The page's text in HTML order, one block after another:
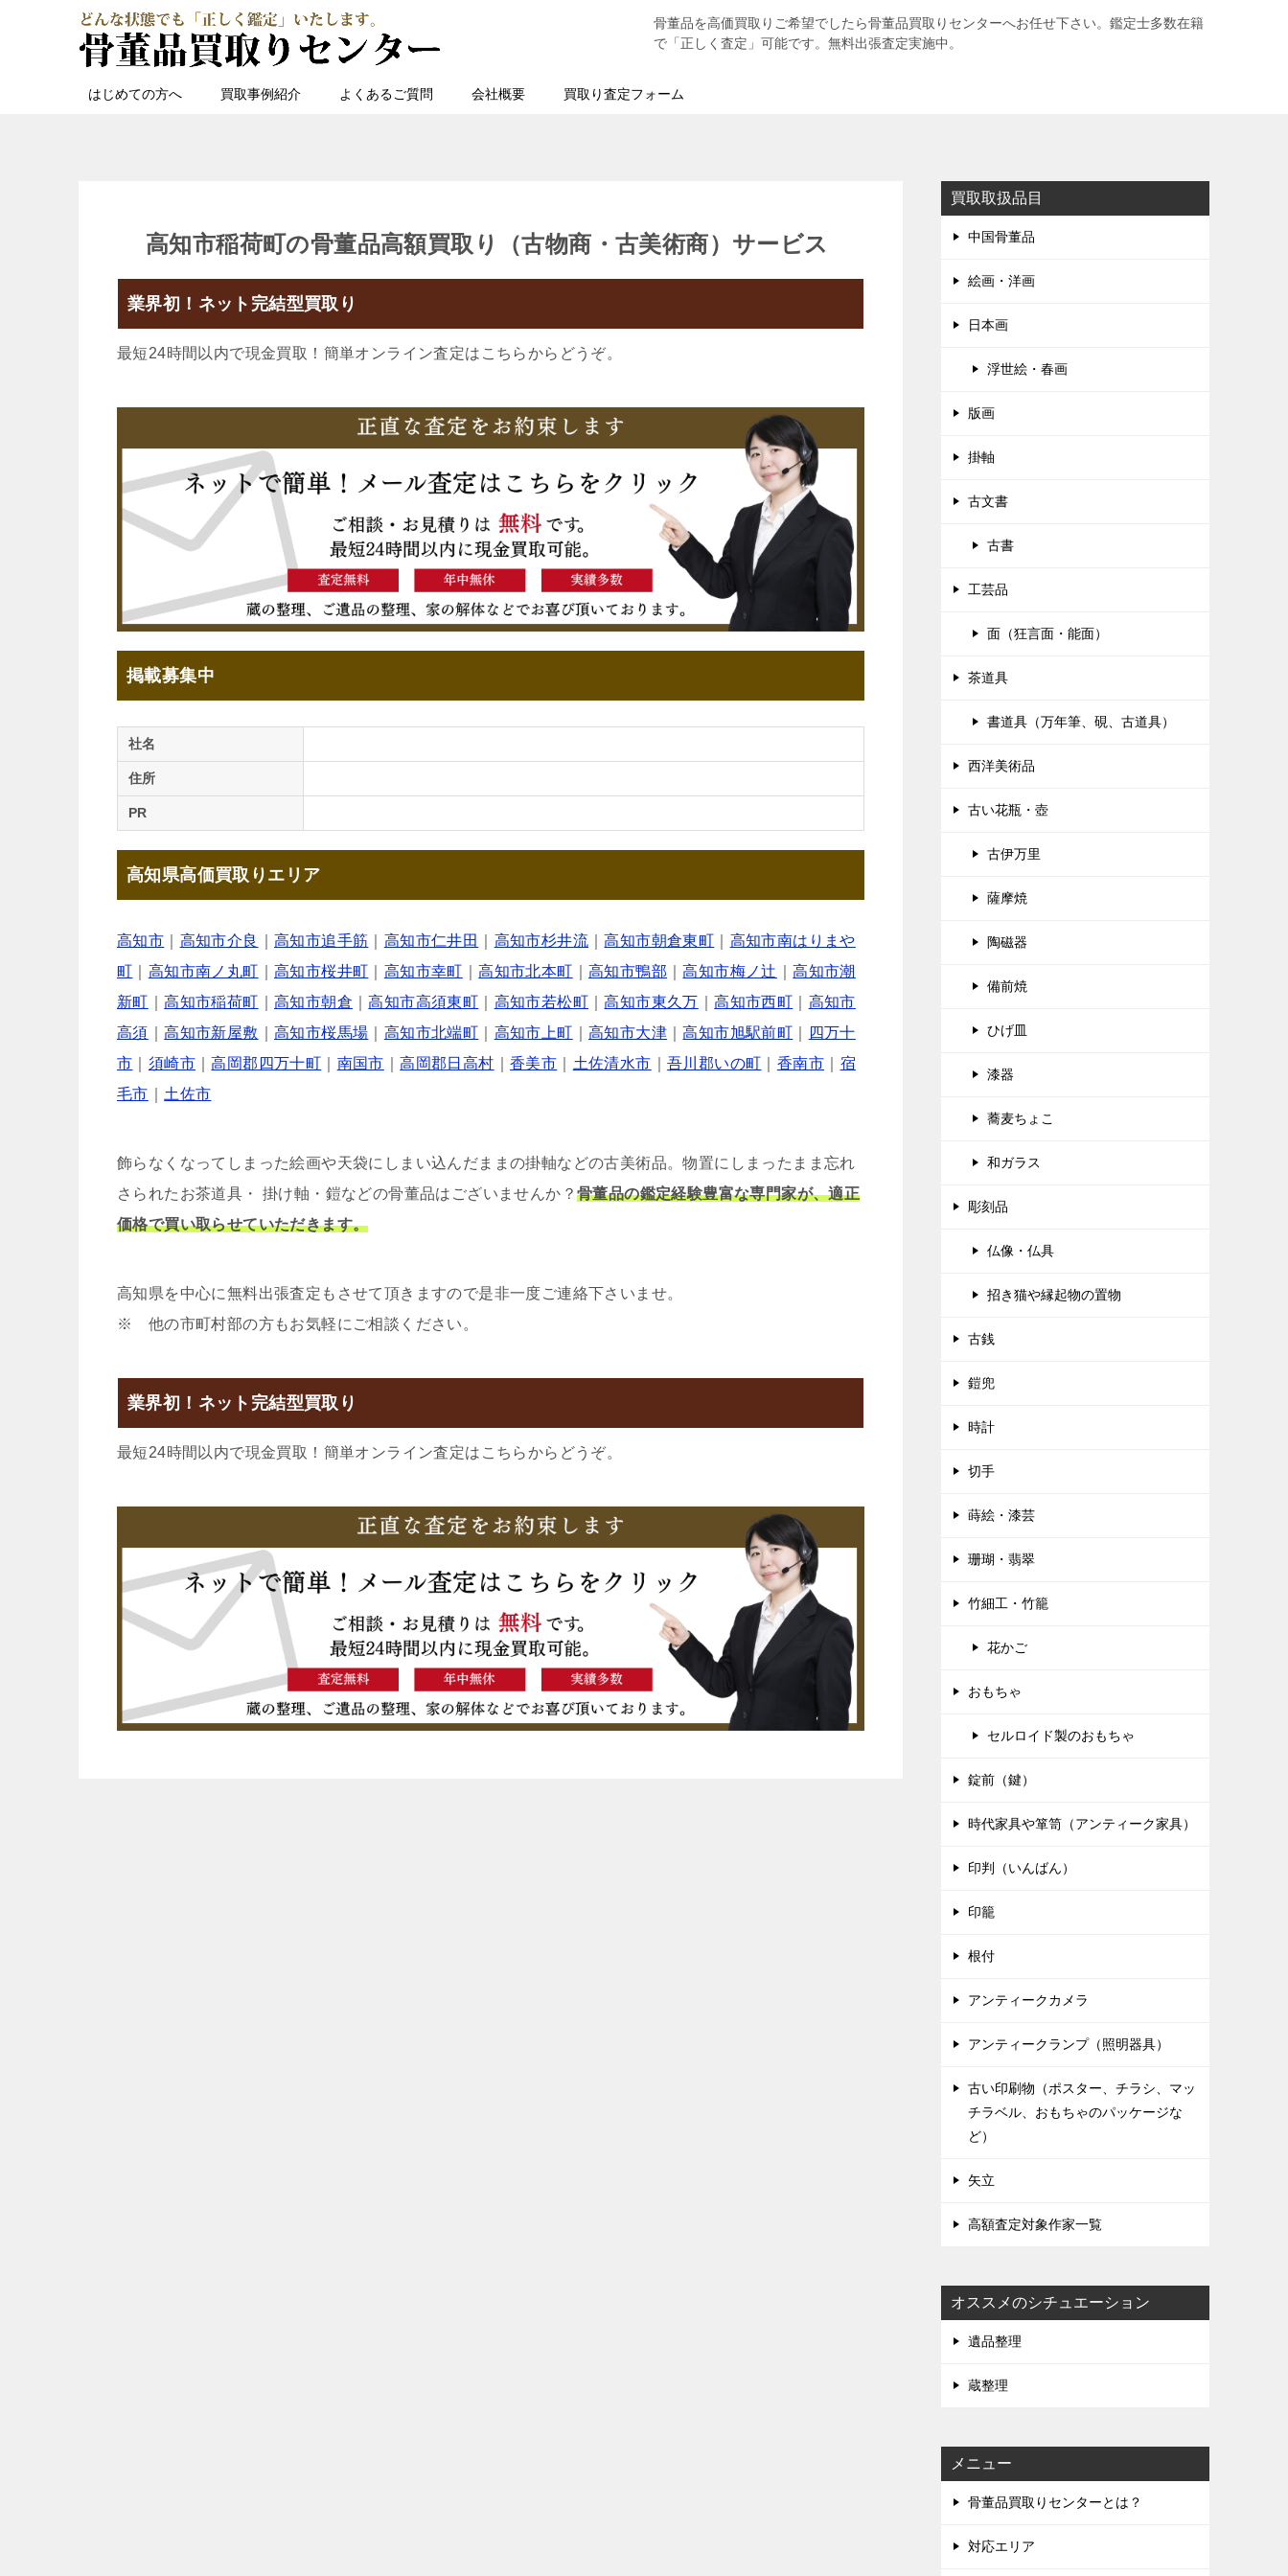
骨董品を高価買取りご希望でしたら骨董品買取りセンターへお任せ下さい。鑑定士多数在籍
で「正しく査定」可能です。無料出張査定実施中。
はじめての方へ 買取事例紹介 よくあるご質問 会社概要 買取り査定フォーム
高知市稲荷町の骨董品高額買取り（古物商・古美術商）サービス
業界初！ネット完結型買取り
最短24時間以内で現金買取！簡単オンライン査定はこちらからどうぞ。
掲載募集中
社名
住所
PR
高知県高価買取りエリア
高知市 高知市介良 ｜高知市追手筋 高知市仁井田 高知市杉井流 ｜高知市朝倉東町
高知市南はりまや
町
高知市南ノ丸町 ｜高知市桜井町 高知市幸町 ｜高知市北本町 ｜高知市鴨部 ｜高知市梅ノ辻 ｜高知市潮
新町 ｜高知市稲荷町 ｜高知市朝倉 ｜高知市高須東町 高知市若松町 ｜高知市東久万 ｜高知市西町
高知市
高須 ｜高知市新屋敷 ｜高知市桜馬場 高知市北端町 高知市上町 ｜高知市大津 ｜高知市旭駅前町
四万十
市
須崎市 ｜高岡郡四万十町 南国市 ｜高岡郡日高村 ｜香美市 土佐清水市 ｜吾川郡いの町 香南市
宿
毛市
土佐市
飾らなくなってしまった絵画や天袋にしまい込んだままの掛軸などの古美術品。物置にしまったまま忘れ
さられたお茶道具・ 掛け軸・鎧などの骨董品はございませんか？ 骨董品の鑑定経験豊富な専門家が、適正
価格で買い取らせていただきます。
高知県を中心に無料出張査定もさせて頂きますので是非一度ご連絡下さいませ。
※ 他の市町村部の方もお気軽にご相談ください。
業界初！ネット完結型買取り
最短24時間以内で現金買取！簡単オンライン査定はこちらからどうぞ。
買取取扱品目
中国骨董品
絵画・洋画
日本画
浮世絵・春画
版画
掛軸
古文書
古書
工芸品
面（狂言面・能面）
茶道具
書道具（万年筆、硯、古道具）
西洋美術品
古い花瓶・壺
古伊万里
薩摩焼
陶磁器
備前焼
ひげ皿
漆器
蕎麦ちょこ
和ガラス
彫刻品
仏像・仏具
招き猫や縁起物の置物
古銭
鎧兜
時計
切手
蒔絵・漆芸
珊瑚・翡翠
竹細工・竹籠
花かご
おもちゃ
セルロイド製のおもちゃ
錠前（鍵）
時代家具や箪笥（アンティーク家具）
印判（いんばん）
印籠
根付
アンティークカメラ
アンティークランプ（照明器具）
古い印刷物（ポスター、チラシ、マッ
チラベル、おもちゃのパッケージな
ど）
矢立
高額査定対象作家一覧
オススメのシチュエーション
遺品整理
蔵整理
メニュー
骨董品買取りセンターとは？
対応エリア